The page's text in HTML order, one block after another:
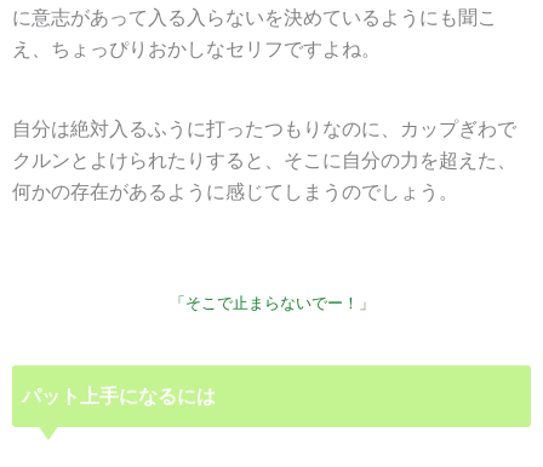
に意志があって入る入らないを決めているようにも聞こ
え、ちょっぴりおかしなセリフですよね。
自分は絶対入るふうに打ったつもりなのに、カップぎわで
クルンとよけられたりすると、そこに自分の力を超えた、
何かの存在があるように感じてしまうのでしょう。
「そこで止まらないでー！」
パット上手になるには